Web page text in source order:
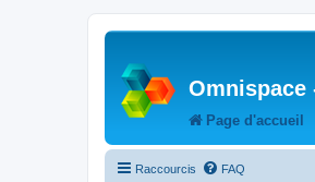
Omnispace
Page d'accueil
Raccourcis FAQ